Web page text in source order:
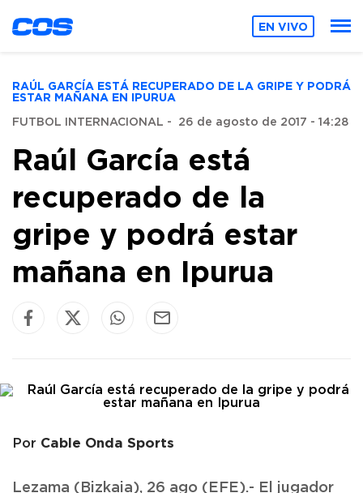
EN VIVO
RAÚL GARCÍA ESTÁ RECUPERADO DE LA GRIPE Y PODRÁ
ESTAR MAÑANA EN IPURUA
FUTBOL INTERNACIONAL - 26 de agosto de 2017 - 14:28
Raúl García está
recuperado de la
gripe y podrá estar
mañana en Ipurua
Por Cable Onda Sports
Lezama (Bizkaia), 26 ago (EFE).- El jugador